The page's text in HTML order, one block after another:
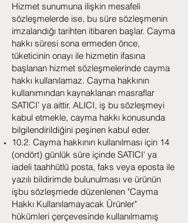
Hizmet sunumuna ilişkin mesafeli
sözleşmelerde ise, bu süre sözleşmenin
imzalandığı tarihten itibaren başlar. Cayma
hakkı süresi sona ermeden önce,
tüketicinin onayı ile hizmetin ifasına
başlanan hizmet sözleşmelerinde cayma
hakkı kullanılamaz. Cayma hakkının
kullanımından kaynaklanan masraflar
SATICI’ ya aittir. ALICI, iş bu sözleşmeyi
kabul etmekle, cayma hakkı konusunda
bilgilendirildiğini peşinen kabul eder.
10.2. Cayma hakkının kullanılması için 14
(ondört) günlük süre içinde SATICI' ya
iadeli taahhütlü posta, faks veya eposta ile
yazılı bildirimde bulunulması ve ürünün
işbu sözleşmede düzenlenen "Cayma
Hakkı Kullanılamayacak Ürünler"
hükümleri çerçevesinde kullanılmamış